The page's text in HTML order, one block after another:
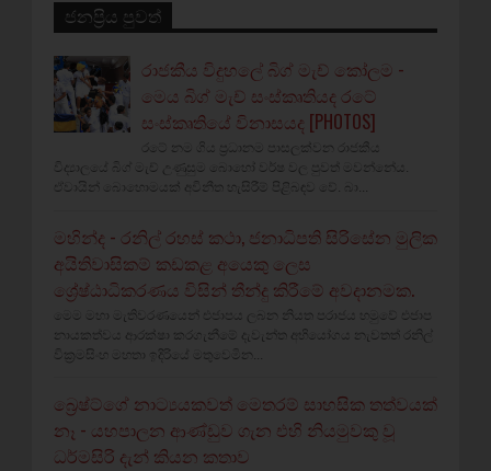
ජනප්‍රිය පුවත්
රාජකීය විදුහලේ බිග් මැච් කෝලම -
මෙය බිග් මැච් සංස්කෘතියද රටේ
සංස්කෘතියේ විනාසයද [PHOTOS]
රටේ නම ගිය ප්‍රධානම පාසලක්වන රාජකීය
විද්‍යාලයේ බිග් මැච් උණුසුම බොහෝ වර්ෂ වල පුවත් මවන්නේය.
ඒවායින් බොහොමයක් අවිනීත හැසිරීම් පිළිබඳව වේ. බා...
මහින්ද - රනිල් රහස් කථා, ජනාධිපති සිරිසේන මුලික
අයිතිවාසිකම් කඩකළ අයෙකු ලෙස
ශ්‍රේෂ්ඨාධිකරණය විසින් තීන්දු කිරීමේ අවදානමක.
මෙම මහා මැතිවරණයෙන් එජාපය ලබන නියත පරාජය හමුවේ එජාප
නායකත්වය ආරක්ෂා කරගැනීමේ දැවැන්ත අභියෝගය නැවතත් රනිල්
වික්‍රමසිංහ මහතා ඉදිරියේ මතුවෙමින...
බ්‍රෙෂ්ට්ගේ නාට්‍යයකවත් මෙතරම් සාහසික තත්වයක්
නෑ - යහපාලන ආණ්ඩුව ගැන එහි නියමුවකු වූ
ධර්මසිරි දැන් කියන කතාව